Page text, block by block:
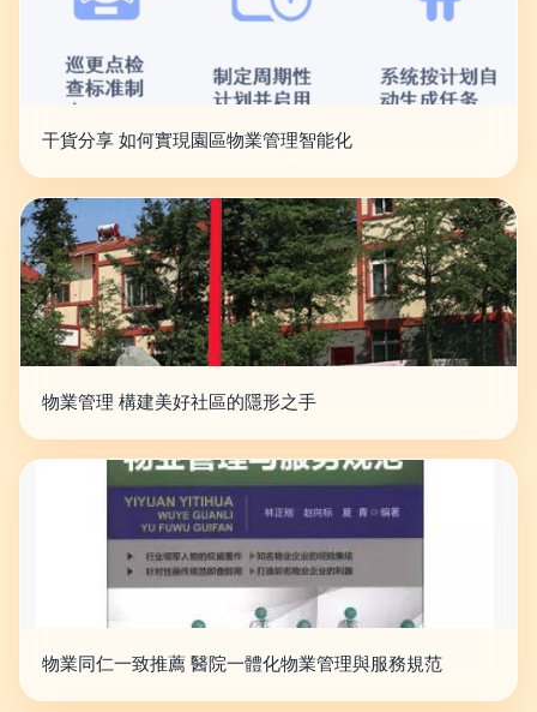
干貨分享 如何實現園區物業管理智能化
物業管理 構建美好社區的隱形之手
物業同仁一致推薦 醫院一體化物業管理與服務規范